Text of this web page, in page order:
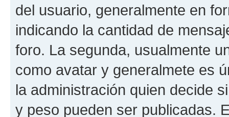
del usuario, generalmente en
indicando la cantidad de
foro. La segunda, usualmente
como avatar y generalmete es
la administración quien decide
y peso pueden ser publicadas.